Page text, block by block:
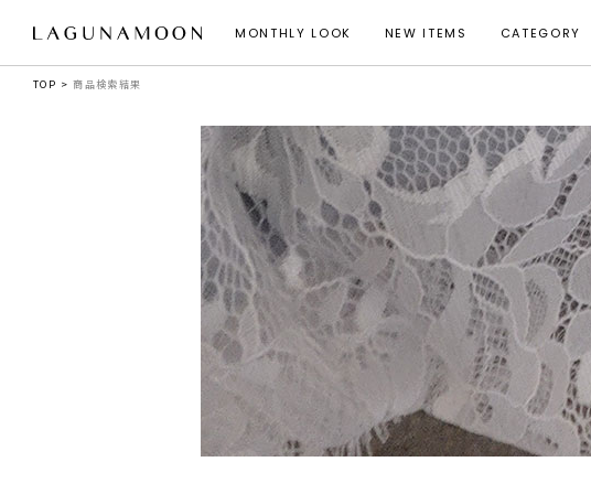
MONTHLY LOOK NEW ITEMS CATEGORY
TOP 商品検索結果